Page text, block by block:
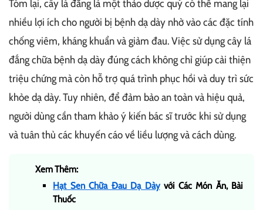
Tóm lại, cây lá đắng là một thảo dược quý có thể mang lại
nhiều lợi ích cho người bị bệnh dạ dày nhờ vào các đặc tính
chống viêm, kháng khuẩn và giảm đau. Việc sử dụng cây lá
đắng chữa bệnh dạ dày đúng cách không chỉ giúp cải thiện
triệu chứng mà còn hỗ trợ quá trình phục hồi và duy trì sức
khỏe dạ dày. Tuy nhiên, để đảm bảo an toàn và hiệu quả,
người dùng cần tham khảo ý kiến bác sĩ trước khi sử dụng
và tuân thủ các khuyến cáo về liều lượng và cách dùng.
Xem Thêm:
Hạt Sen Chữa Đau Dạ Dàyvới Các Món Ăn, Bài
Thuốc